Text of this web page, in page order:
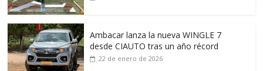
Ambacar lanza la nueva WINGLE 7
desde CIAUTO tras un año récord
22 de enero de 2026